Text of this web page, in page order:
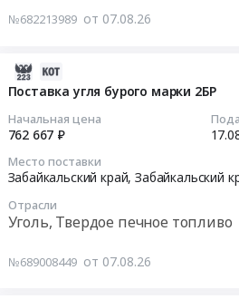
№682213989 от 07.08.26
Поставка угля бурого марки 2БР
Начальная цена
762 667 ₽
Место поставки
Забайкальский край,Забайкальский
Отрасли
Уголь, Твердое печное топливо
№689008449 от 07.08.26